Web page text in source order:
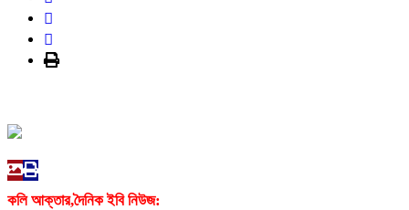
কলি আক্তার,দৈনিক ইবি নিউজ: